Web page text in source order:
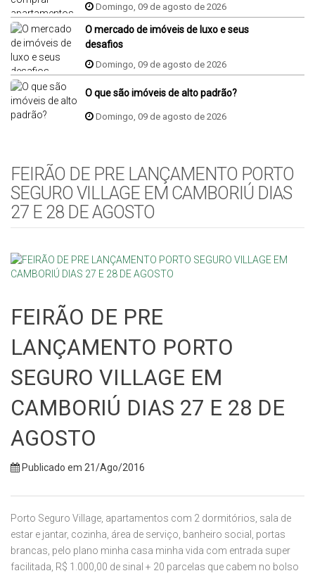
Domingo, 09 de agosto de 2026
O mercado de imóveis de luxo e seus
desafios
Domingo, 09 de agosto de 2026
O que são imóveis de alto padrão?
Domingo, 09 de agosto de 2026
FEIRÃO DE PRE LANÇAMENTO PORTO
SEGURO VILLAGE EM CAMBORIÚ DIAS
27 E 28 DE AGOSTO
FEIRÃO DE PRE
LANÇAMENTO PORTO
SEGURO VILLAGE EM
CAMBORIÚ DIAS 27 E 28 DE
AGOSTO
Publicado em 21/Ago/2016
Porto Seguro Village, apartamentos com 2 dormitórios, sala de
estar e jantar, cozinha, área de serviço, banheiro social, portas
brancas, pelo plano minha casa minha vida com entrada super
facilitada, R$ 1.000,00 de sinal + 20 parcelas que cabem no bolso